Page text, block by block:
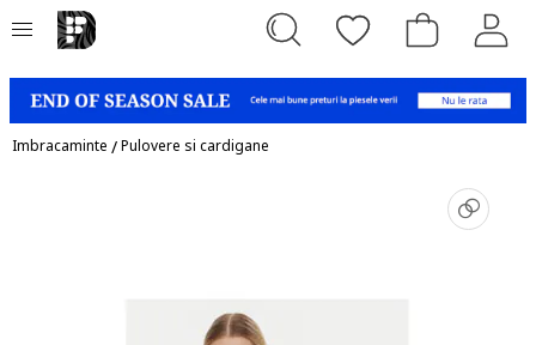
Imbracaminte /Pulovere si cardigane